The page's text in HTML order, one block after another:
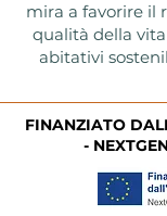
mira a favorire il
qualità della
abitativi
FINANZIATO
-